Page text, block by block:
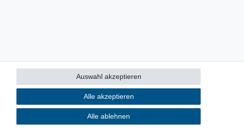
Kontakt
Alle akzeptieren
Alle ablehnen
Auswahl akzeptieren